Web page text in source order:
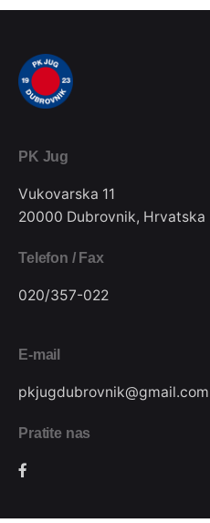
PK Jug
Vukovarska 11
20000 Dubrovnik, Hrvatska
Telefon / Fax
020/357-022
E-mail
pkjugdubrovnik@gmail.com
Pratite nas